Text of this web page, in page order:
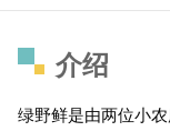
介绍
绿野鲜是由两位小